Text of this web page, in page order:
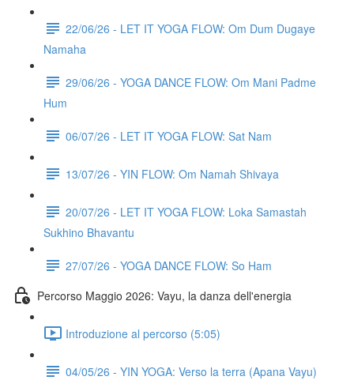
22/06/26 - LET IT YOGA FLOW: Om Dum Dugaye
Namaha
29/06/26 - YOGA DANCE FLOW: Om Mani Padme
Hum
06/07/26 - LET IT YOGA FLOW: Sat Nam
13/07/26 - YIN FLOW: Om Namah Shivaya
20/07/26 - LET IT YOGA FLOW: Loka Samastah
Sukhino Bhavantu
27/07/26 - YOGA DANCE FLOW: So Ham
Percorso Maggio 2026: Vayu, la danza dell'energia
Introduzione al percorso (5:05)
04/05/26 - YIN YOGA: Verso la terra (Apana Vayu)